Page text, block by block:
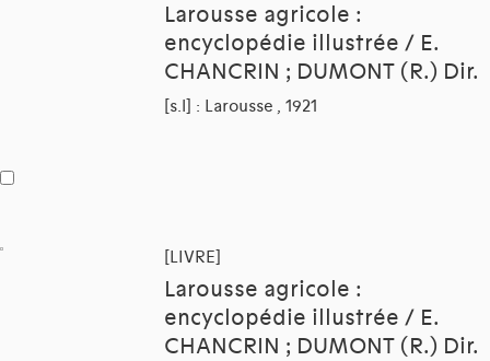
Larousse agricole :
encyclopédie illustrée / E.
CHANCRIN ; DUMONT (R.) Dir.
[s.l] : Larousse , 1921
[LIVRE]
Larousse agricole :
encyclopédie illustrée / E.
CHANCRIN ; DUMONT (R.) Dir.